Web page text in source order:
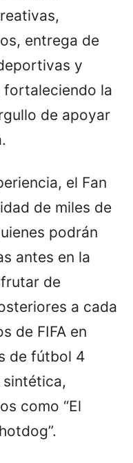
entrega de
y
fortaleciendo la
de apoyar
el Fan
de miles de
podrán
antes en la
de
a cada
de FIFA en
de fútbol 4
sintética,
como “El